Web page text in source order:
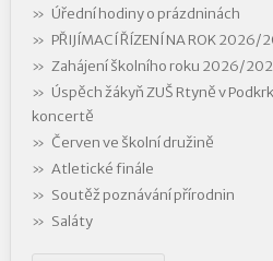
Úřední hodiny o prázdninách
PŘIJÍMACÍ ŘÍZENÍ NA ROK 2026/
Zahájení školního roku 2026/
Úspěch žákyň ZUŠ Rtyně v
koncertě
Červen ve školní družině
Atletické finále
Soutěž poznávání přírodnin
Saláty